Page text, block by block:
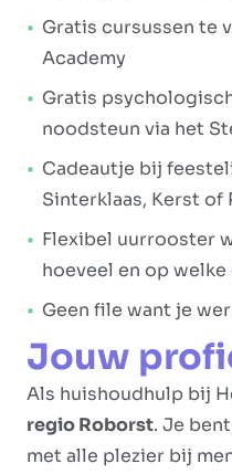
Gratis cursussen te
Academy
Gratis
noodsteun via het
Cadeautje bij
Sinterklaas, Kerst of
Flexibel uurrooster
hoeveel en op
Geen file want je
Jouw
Als huishoudhulp bij
regio Roborst. Je
met alle plezier bij